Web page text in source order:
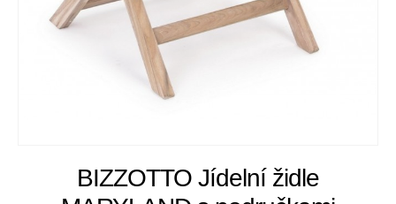
BIZZOTTO Jídelní židle